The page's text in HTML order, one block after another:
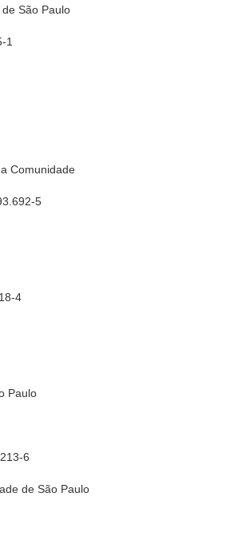
São Paulo
1
Comunidade
5
4
Paulo
6
de São Paulo